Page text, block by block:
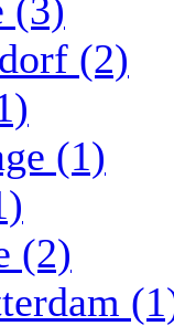
(3)
(2)
(1)
(2)